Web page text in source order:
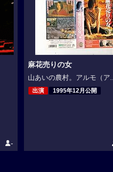
-
麻花売りの女
山あいの農村。アルモ（ア...
出演 1995年12月公開